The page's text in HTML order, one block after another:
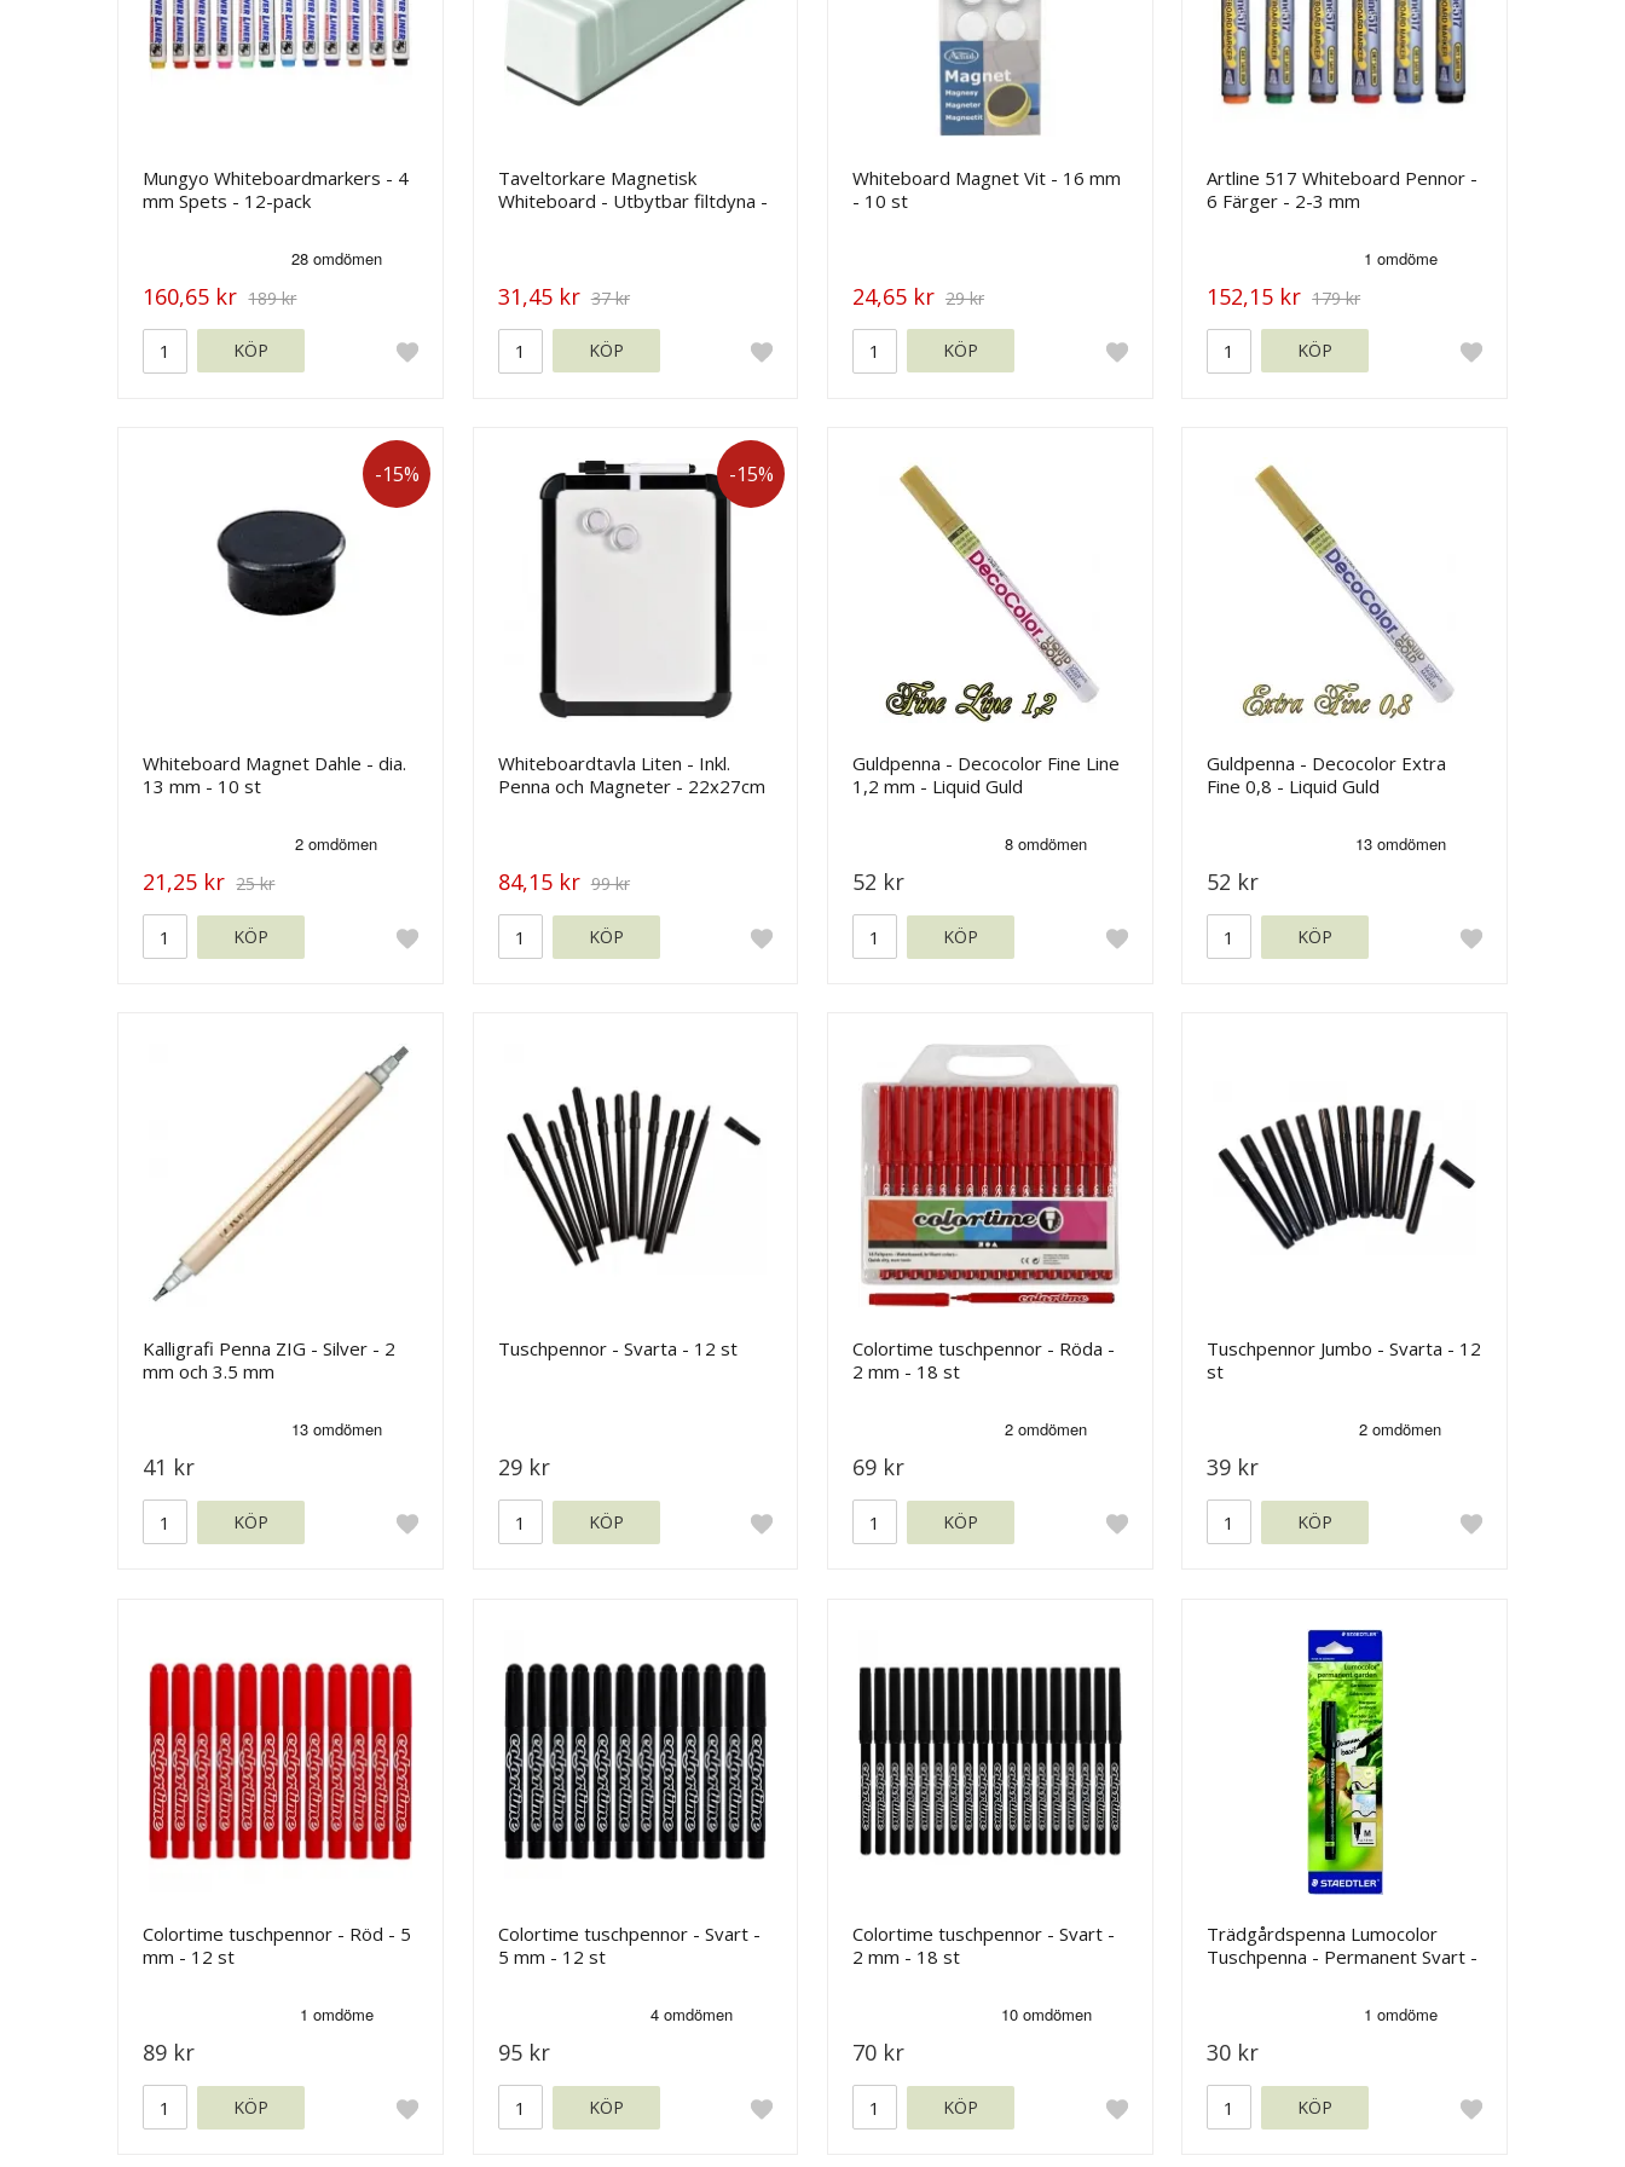
Mungyo Whiteboardmarkers - 4
mm Spets - 12-pack
160,65 kr 189 kr
KÖP
Taveltorkare Magnetisk
Whiteboard - Utbytbar filtdyna -
31,45 kr 37 kr
KÖP
Whiteboard Magnet Vit - 16 mm
- 10 st
24,65 kr 29 kr
KÖP
Artline 517 Whiteboard Pennor -
6 Färger - 2-3 mm
152,15 kr 179 kr
KÖP
-15%
Whiteboard Magnet Dahle - dia.
13 mm - 10 st
21,25 kr 25 kr
KÖP
-15%
Whiteboardtavla Liten - Inkl.
Penna och Magneter - 22x27cm
84,15 kr 99 kr
KÖP
Guldpenna - Decocolor Fine Line
1,2 mm - Liquid Guld
52 kr
KÖP
Guldpenna - Decocolor Extra
Fine 0,8 - Liquid Guld
52 kr
KÖP
Kalligrafi Penna ZIG - Silver - 2
mm och 3.5 mm
41 kr
KÖP
Tuschpennor - Svarta - 12 st
29 kr
KÖP
Colortime tuschpennor - Röda -
2 mm - 18 st
69 kr
KÖP
Tuschpennor Jumbo - Svarta - 12
st
39 kr
KÖP
Colortime tuschpennor - Röd - 5
mm - 12 st
89 kr
KÖP
Colortime tuschpennor - Svart -
5 mm - 12 st
95 kr
KÖP
Colortime tuschpennor - Svart -
2 mm - 18 st
70 kr
KÖP
Trädgårdspenna Lumocolor
Tuschpenna - Permanent Svart -
30 kr
KÖP